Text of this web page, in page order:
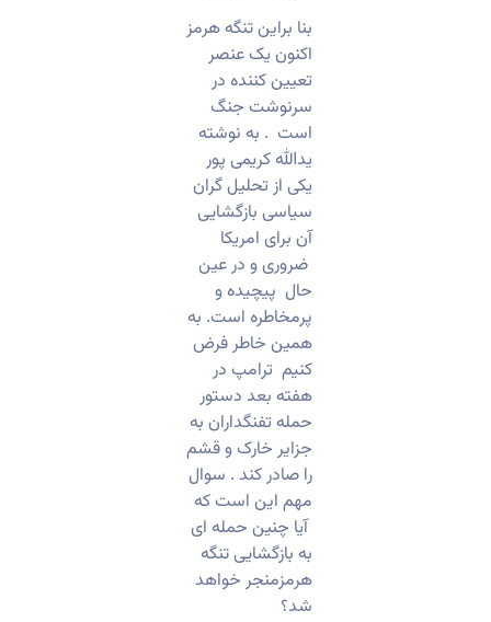
بنا براین تنگه هرمز
اکنون‌ یک عنصر
تعیین کننده در
سرنوشت جنگ
است . به نوشته
یدالله کریمی پور
یکی از تحلیل گران
سیاسی بازگشایی
آن برای امریکا
ضروری و در عین
حال پیچیده و
پرمخاطره است. به
همین خاطر فرض
کنیم ترامپ‌ در
هفته بعد دستور
حمله تفنگداران به
جزایر خارک و قشم
را صادر کند . سوال
مهم این است که
آیا چنین حمله ای
به بازگشایی تنگه
هرمزمنجر خواهد
شد؟